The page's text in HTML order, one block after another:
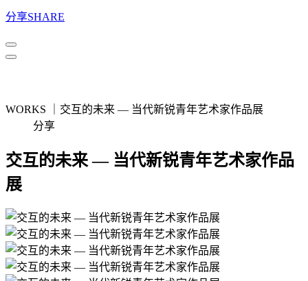
分享SHARE
WORKS
｜交互的未来 — 当代新锐青年艺术家作品展
分享
交互的未来 — 当代新锐青年艺术家作品
展